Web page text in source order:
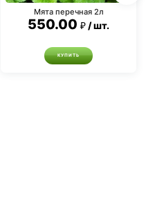
Мята перечная 2л
550.00 шт.
КУПИТЬ